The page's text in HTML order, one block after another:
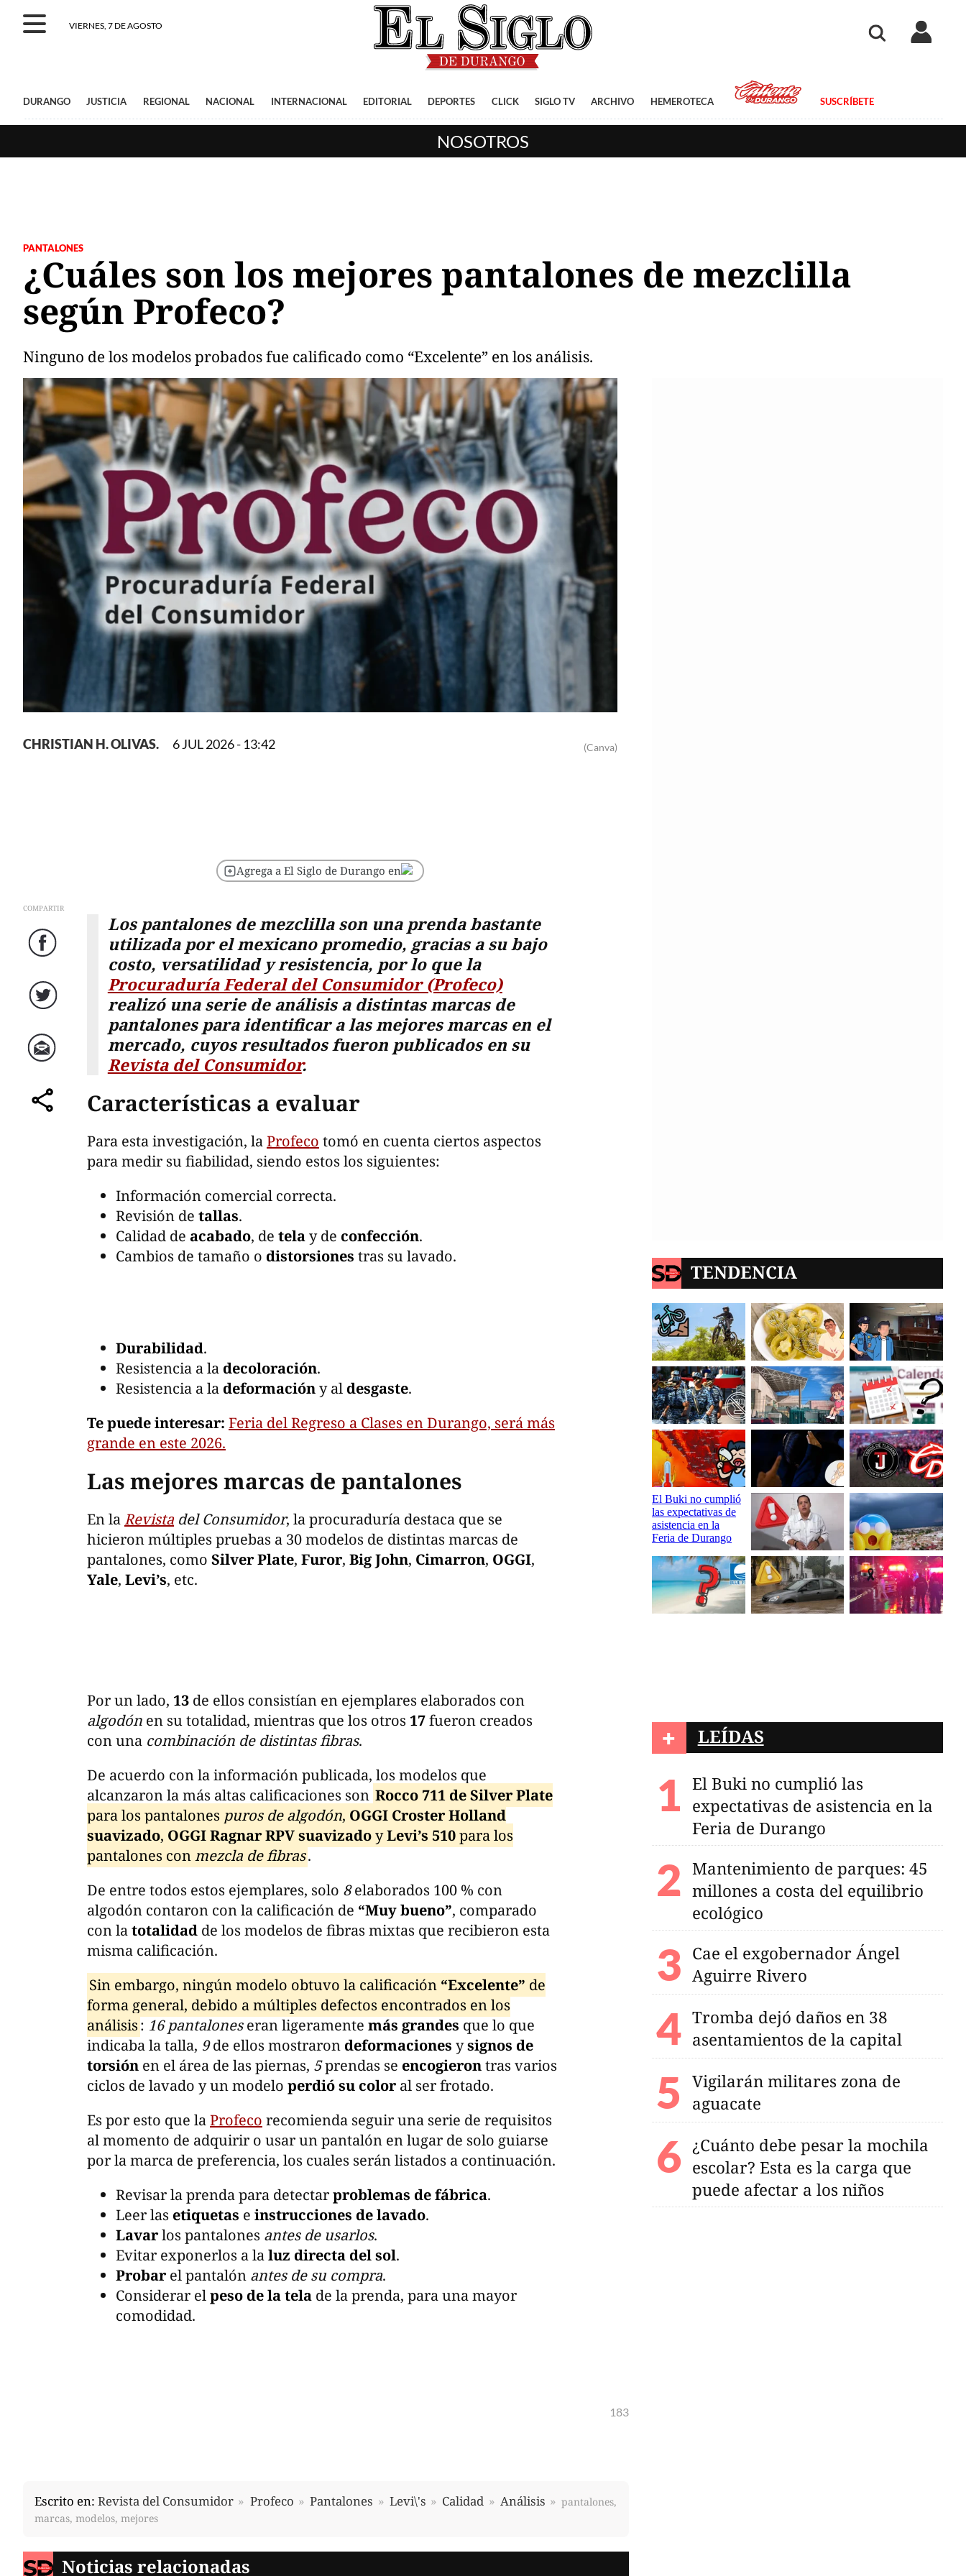
VIERNES, 7 DE AGOSTO
DURANGO JUSTICIA REGIONAL NACIONAL INTERNACIONAL EDITORIAL DEPORTES CLICK SIGLO TV ARCHIVO HEMEROTECA SUSCRÍBETE
NOSOTROS
PANTALONES
¿Cuáles son los mejores pantalones de mezclilla
según Profeco?
Ninguno de los modelos probados fue calificado como “Excelente” en los análisis.
(Canva)
CHRISTIAN H. OLIVAS. 6 JUL 2026 - 13:42
Agrega a El Siglo de Durango en
COMPARTIR
Facebook
Twitter
Correo
comparte
Los pantalones de mezclilla son una prenda bastante
utilizada por el mexicano promedio, gracias a su bajo
costo, versatilidad y resistencia, por lo que la
Procuraduría Federal del Consumidor (Profeco)
realizó una serie de análisis a distintas marcas de
pantalones para identificar a las mejores marcas en el
mercado, cuyos resultados fueron publicados en su
Revista del Consumidor.
Características a evaluar
Para esta investigación, laProfeco tomó en cuenta ciertos aspectos
para medir su fiabilidad, siendo estos los siguientes:
Información comercial correcta.
Revisión de tallas.
Calidad de acabado, de telay de confección.
Cambios de tamaño o distorsiones tras su lavado.
Durabilidad.
Resistencia a la decoloración.
Resistencia a la deformacióny al desgaste.
Te puede interesar: Feria del Regreso a Clases en Durango, será más
grande en este 2026.
Las mejores marcas de pantalones
En laRevistadel Consumidor, la procuraduría destaca que se
hicieron múltiples pruebas a 30 modelos de distintas marcas de
pantalones, como Silver Plate, Furor, Big John, Cimarron, OGGI,
Yale, Levi’s, etc.
Por un lado, 13 de ellos consistían en ejemplares elaborados con
algodón en su totalidad, mientras que los otros 17fueron creados
con una combinación de distintas fibras.
De acuerdo con la información publicada, los modelos que
alcanzaron la más altas calificaciones son Rocco 711 de Silver Plate
para los pantalones puros de algodón, OGGI Croster Holland
suavizado, OGGI Ragnar RPV suavizadoyLevi’s 510para los
pantalones conmezcla de fibras.
De entre todos estos ejemplares, solo 8elaborados 100 % con
algodón contaron con la calificación de “Muy bueno”, comparado
con latotalidad de los modelos de fibras mixtas que recibieron esta
misma calificación.
Sin embargo, ningún modelo obtuvo la calificación “Excelente” de
forma general, debido a múltiples defectos encontrados en los
análisis: 16 pantaloneseran ligeramente más grandes que lo que
indicaba la talla, 9de ellos mostraron deformaciones ysignos de
torsión en el área de las piernas, 5prendas se encogierontras varios
ciclos de lavado y un modelo perdió su coloral ser frotado.
Es por esto que laProfeco recomienda seguir una serie de requisitos
al momento de adquirir o usar un pantalón en lugar de solo guiarse
por la marca de preferencia, los cuales serán listados a continuación.
Revisar la prenda para detectarproblemas de fábrica.
Leer las etiquetas e instrucciones de lavado.
Lavarlos pantalones antes de usarlos.
Evitar exponerlos a laluz directa del sol.
Probarel pantalón antes de su compra.
Considerar elpeso de la tela de la prenda, para una mayor
comodidad.
183
Escrito en: Revista del Consumidor Profeco Pantalones Levi\'s Calidad Análisis
pantalones,
marcas, modelos, mejores
Noticias relacionadas
TENDENCIA
+ LEÍDAS
El Buki no cumplió las
expectativas de asistencia en la
Feria de Durango
Mantenimiento de parques: 45
millones a costa del equilibrio
ecológico
Cae el exgobernador Ángel
Aguirre Rivero
Tromba dejó daños en 38
asentamientos de la capital
Vigilarán militares zona de
aguacate
¿Cuánto debe pesar la mochila
escolar? Esta es la carga que
puede afectar a los niños